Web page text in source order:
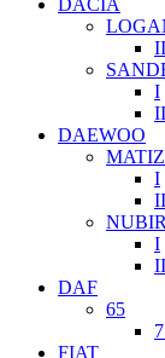
DACIA
II
I
II
DAEWOO
MATIZ
I
II
I
II
DAF
65
FIAT